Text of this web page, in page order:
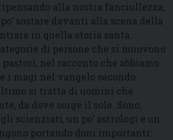
alla nostra fanciullezza,
sostare davanti alla scena della
in quella storia santa.
di persone che si muovono
pastori, nel racconto che abbiamo
i magi nel vangelo secondo
si tratta di uomini che
da dove sorge il sole. Sono,
scienziati, un po’ astrologi e un
portando doni importanti: